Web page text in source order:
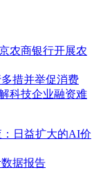
农商银行开展农
措并举促消费
科技企业融资难
日益扩大的AI价
据报告